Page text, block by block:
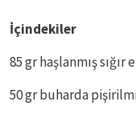
İçindekiler
85 gr haşlanmış
50 gr buharda